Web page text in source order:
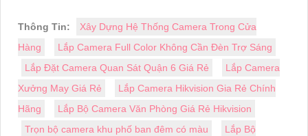
Thông Tin:
Xây Dựng Hệ Thống Camera Trong Cửa
Hàng
Lắp Camera Full Color Không Cần Đèn Trợ Sáng
Lắp Đặt Camera Quan Sát Quận 6 Giá Rẻ
Lắp Camera
Xưởng May Giá Rẻ
Lắp Camera Hikvision Gia Rẻ Chính
Hãng
Lắp Bộ Camera Văn Phòng Giá Rẻ Hikvision
Trọn bộ camera khu phố ban đêm có màu
Lắp Bộ